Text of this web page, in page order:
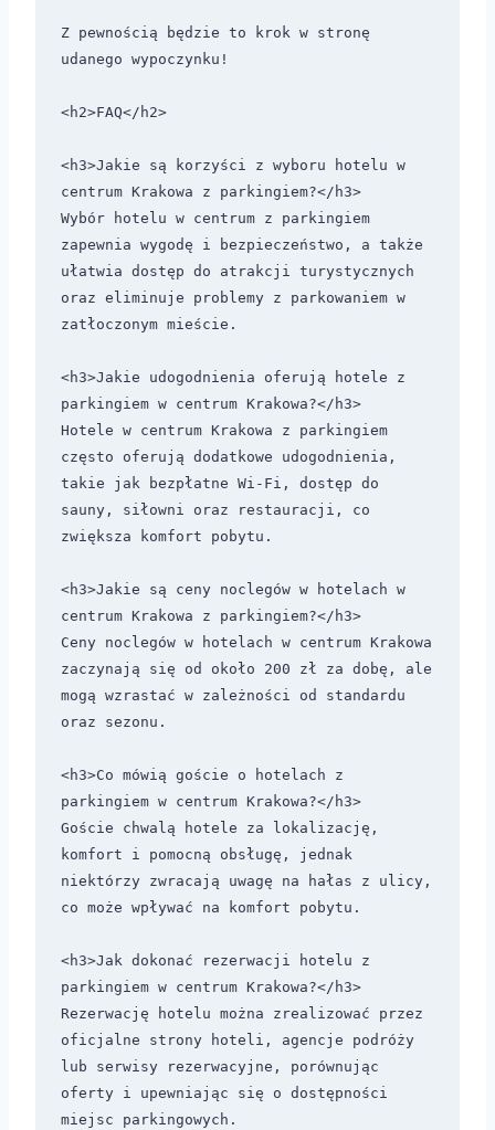
Z pewnością będzie to krok w stronę
udanego wypoczynku!
<h2>FAQ</h2>
<h3>Jakie są korzyści z wyboru hotelu w
centrum Krakowa z parkingiem?</h3>
Wybór hotelu w centrum z parkingiem
zapewnia wygodę i bezpieczeństwo, a także
ułatwia dostęp do atrakcji turystycznych
oraz eliminuje problemy z parkowaniem w
zatłoczonym mieście.
<h3>Jakie udogodnienia oferują hotele z
parkingiem w centrum Krakowa?</h3>
Hotele w centrum Krakowa z parkingiem
często oferują dodatkowe udogodnienia,
takie jak bezpłatne Wi-Fi, dostęp do
sauny, siłowni oraz restauracji, co
zwiększa komfort pobytu.
<h3>Jakie są ceny noclegów w hotelach w
centrum Krakowa z parkingiem?</h3>
Ceny noclegów w hotelach w centrum Krakowa
zaczynają się od około 200 zł za dobę, ale
mogą wzrastać w zależności od standardu
oraz sezonu.
<h3>Co mówią goście o hotelach z
parkingiem w centrum Krakowa?</h3>
Goście chwalą hotele za lokalizację,
komfort i pomocną obsługę, jednak
niektórzy zwracają uwagę na hałas z ulicy,
co może wpływać na komfort pobytu.
<h3>Jak dokonać rezerwacji hotelu z
parkingiem w centrum Krakowa?</h3>
Rezerwację hotelu można zrealizować przez
oficjalne strony hoteli, agencje podróży
lub serwisy rezerwacyjne, porównując
oferty i upewniając się o dostępności
miejsc parkingowych.